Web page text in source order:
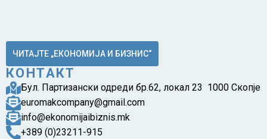
ЧИТАЈТЕ „ЕКОНОМИЈА И БИЗНИС“
КОНТАКТ
Бул. Партизански одреди бр.62, локал 23 1000 Скопје
euromakcompany@gmail.com
info@ekonomijaibiznis.mk
+389 (0)23211-915